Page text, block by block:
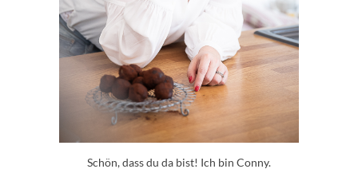
Schön, dass du da bist! Ich bin Conny.